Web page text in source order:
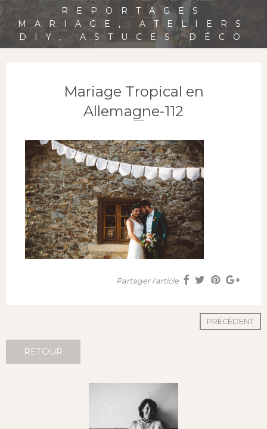
REPORTAGES
MARIAGE, ATELIERS
DIY, ASTUCES DÉCO
Mariage Tropical en
Allemagne-112
Partager l'article
PRÉCÉDENT
RETOUR